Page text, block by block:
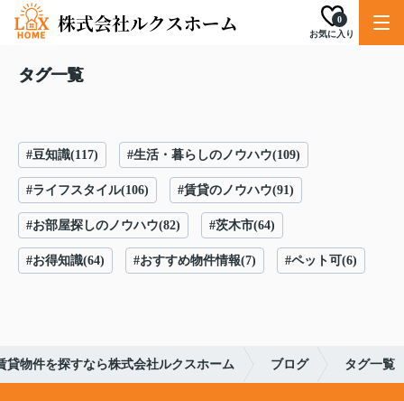
お気に入り
0
タグ一覧
#豆知識(117) #生活・暮らしのノウハウ(109)
#ライフスタイル(106) #賃貸のノウハウ(91)
#お部屋探しのノウハウ(82) #茨木市(64)
#お得知識(64) #おすすめ物件情報(7) #ペット可(6)
貸物件を探すなら株式会社ルクスホーム ブログ タグ一覧